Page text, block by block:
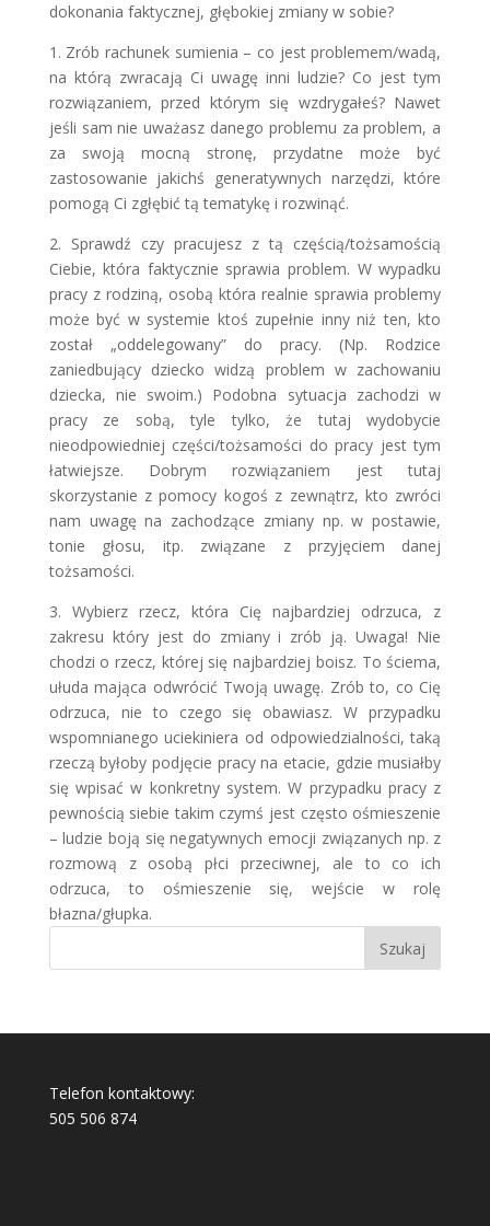
dokonania faktycznej, głębokiej zmiany w sobie?
1. Zrób rachunek sumienia – co jest problemem/wadą,
na którą zwracają Ci uwagę inni ludzie? Co jest tym
rozwiązaniem, przed którym się wzdrygałeś? Nawet
jeśli sam nie uważasz danego problemu za problem, a
za swoją mocną stronę, przydatne może być
zastosowanie jakichś generatywnych narzędzi, które
pomogą Ci zgłębić tą tematykę i rozwinąć.
2. Sprawdź czy pracujesz z tą częścią/tożsamością
Ciebie, która faktycznie sprawia problem. W wypadku
pracy z rodziną, osobą która realnie sprawia problemy
może być w systemie ktoś zupełnie inny niż ten, kto
został „oddelegowany” do pracy. (Np. Rodzice
zaniedbujący dziecko widzą problem w zachowaniu
dziecka, nie swoim.) Podobna sytuacja zachodzi w
pracy ze sobą, tyle tylko, że tutaj wydobycie
nieodpowiedniej części/tożsamości do pracy jest tym
łatwiejsze. Dobrym rozwiązaniem jest tutaj
skorzystanie z pomocy kogoś z zewnątrz, kto zwróci
nam uwagę na zachodzące zmiany np. w postawie,
tonie głosu, itp. związane z przyjęciem danej
tożsamości.
3. Wybierz rzecz, która Cię najbardziej odrzuca, z
zakresu który jest do zmiany i zrób ją. Uwaga! Nie
chodzi o rzecz, której się najbardziej boisz. To ściema,
ułuda mająca odwrócić Twoją uwagę. Zrób to, co Cię
odrzuca, nie to czego się obawiasz. W przypadku
wspomnianego uciekiniera od odpowiedzialności, taką
rzeczą byłoby podjęcie pracy na etacie, gdzie musiałby
się wpisać w konkretny system. W przypadku pracy z
pewnością siebie takim czymś jest często ośmieszenie
– ludzie boją się negatywnych emocji związanych np. z
rozmową z osobą płci przeciwnej, ale to co ich
odrzuca, to ośmieszenie się, wejście w rolę
błazna/głupka.
Telefon kontaktowy:
505 506 874